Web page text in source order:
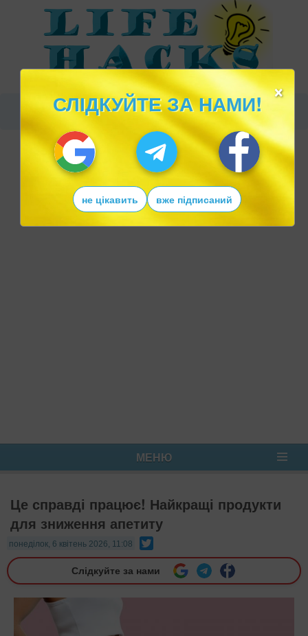
МЕНЮ
Це справді працює! Найкращі продукти
для зниження апетиту
понеділок, 6 квітень 2026, 11:08
Слідкуйте за нами
×
СЛІДКУЙТЕ ЗА НАМИ!
не цікавить вже підписаний